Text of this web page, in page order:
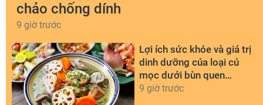
chảo chống dính
9 giờ trước
Lợi ích sức khỏe và giá trị
dinh dưỡng của loại củ
mọc dưới bùn quen
thuộc
9 giờ trước